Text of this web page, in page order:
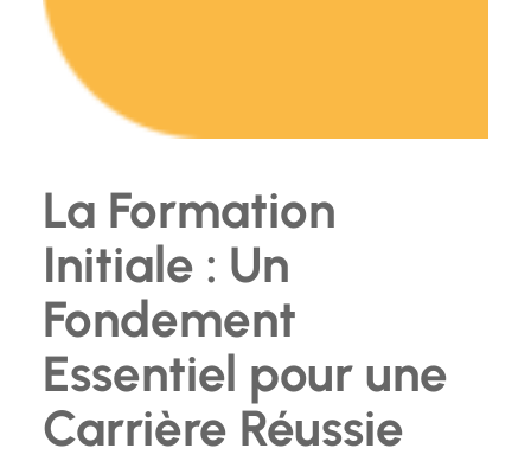
La Formation
Initiale : Un
Fondement
Essentiel pour une
Carrière Réussie